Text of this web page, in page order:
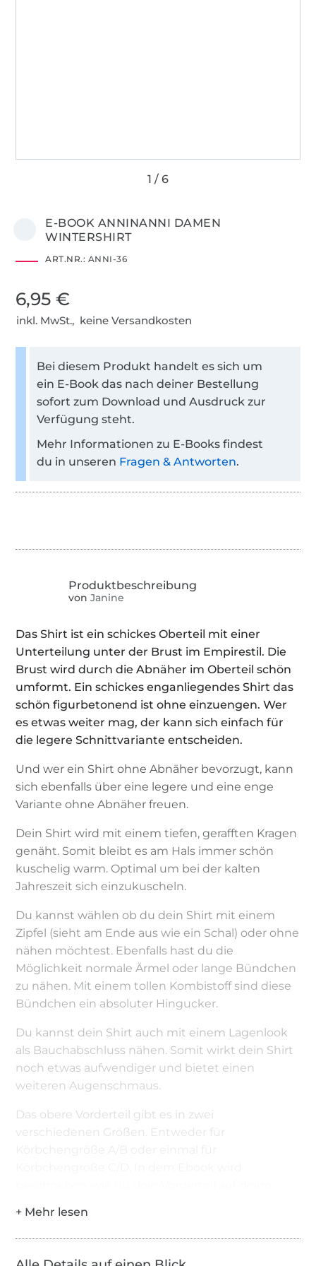
E-BOOK ANNINANNI DAMEN
WINTERSHIRT
ART.NR.: ANNI-36
6,95 €
inkl. MwSt., keine Versandkosten
Bei diesem Produkt handelt es sich um
ein E-Book das nach deiner Bestellung
sofort zum Download und Ausdruck zur
Verfügung steht.
Mehr Informationen zu E-Books findest
du in unseren Fragen & Antworten.
von Janine
Das Shirt ist ein schickes Oberteil mit einer
Unterteilung unter der Brust im Empirestil. Die
Brust wird durch die Abnäher im Oberteil schön
umformt. Ein schickes enganliegendes Shirt das
schön figurbetonend ist ohne einzuengen. Wer
es etwas weiter mag, der kann sich einfach für
die legere Schnittvariante entscheiden.
Und wer ein Shirt ohne Abnäher bevorzugt, kann
sich ebenfalls über eine legere und eine enge
Variante ohne Abnäher freuen.
Dein Shirt wird mit einem tiefen, gerafften Kragen
genäht. Somit bleibt es am Hals immer schön
kuschelig warm. Optimal um bei der kalten
Jahreszeit sich einzukuscheln.
Du kannst wählen ob du dein Shirt mit einem
Zipfel (sieht am Ende aus wie ein Schal) oder ohne
nähen möchtest. Ebenfalls hast du die
Möglichkeit normale Ärmel oder lange Bündchen
zu nähen. Mit einem tollen Kombistoff sind diese
Bündchen ein absoluter Hingucker.
Du kannst dein Shirt auch mit einem Lagenlook
als Bauchabschluss nähen. Somit wirkt dein Shirt
noch etwas aufwendiger und bietet einen
weiteren Augenschmaus.
Das obere Vorderteil gibt es in zwei
verschiedenen Größen. Entweder für